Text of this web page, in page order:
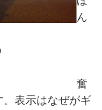
ん
奮
表示はなぜがギ